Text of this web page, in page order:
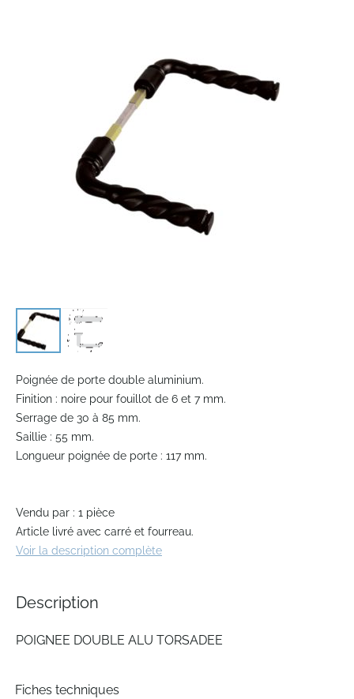
to
the
of
the
images
Poignée de porte double aluminium.
Finition : noire pour fouillot de 6 et 7 mm.
Serrage de 30 à 85 mm.
Saillie : 55 mm.
Longueur poignée de porte : 117 mm.
Vendu par : 1 pièce
Article livré avec carré et fourreau.
Voir la description complète
Description
POIGNEE DOUBLE ALU TORSADEE
Fiches techniques